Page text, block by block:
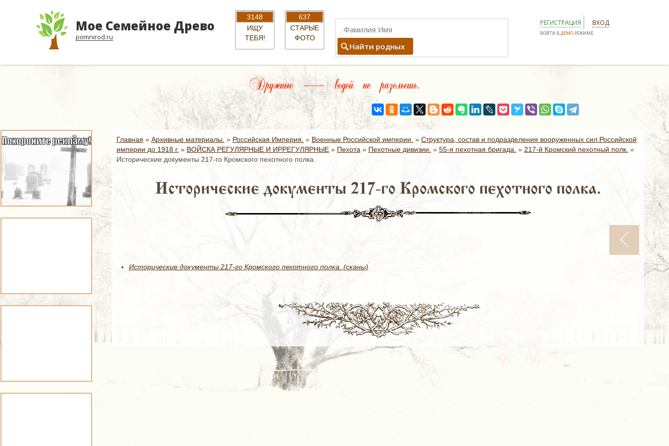
Мое Семейное Древо
pomnirod.ru
3148
ИЩУ
ТЕБЯ!
637
СТАРЫЕ
ФОТО
Найти родных
РЕГИСТРАЦИЯ ВХОД
ВОЙТИ ВДЕМО РЕЖИМЕ
Дружные — водой не разольешь.
Главная » Архивные материалы. » Российская Империя. » Военные Российской империи. » Структура, состав и подразделения вооруженных сил Российской
империи до 1918 г. » ВОЙСКА РЕГУЛЯРНЫЕ И ИРРЕГУЛЯРНЫЕ » Пехота » Пехотные дивизии. » 55-я пехотная бригада. » 217-й Кромский пехотный полк. »
Исторические документы 217-го Кромского пехотного полка.
Исторические документы 217-го Кромского пехотного полка.
Исторические документы 217-го Кромского пехотного полка. (сканы)